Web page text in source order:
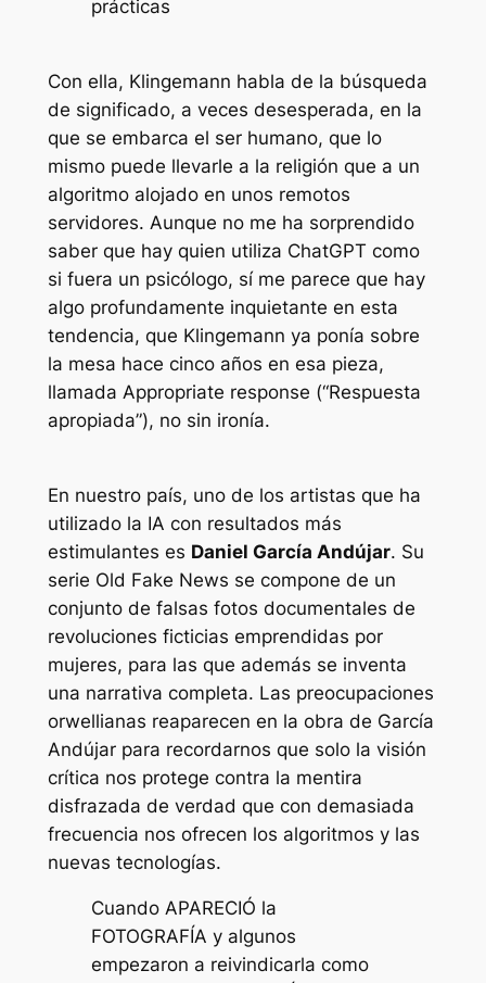
prácticas
Con ella, Klingemann habla de la búsqueda
de significado, a veces desesperada, en la
que se embarca el ser humano, que lo
mismo puede llevarle a la religión que a un
algoritmo alojado en unos remotos
servidores. Aunque no me ha sorprendido
saber que hay quien utiliza ChatGPT como
si fuera un psicólogo, sí me parece que hay
algo profundamente inquietante en esta
tendencia, que Klingemann ya ponía sobre
la mesa hace cinco años en esa pieza,
llamada Appropriate response (“Respuesta
apropiada”), no sin ironía.
En nuestro país, uno de los artistas que ha
utilizado la IA con resultados más
estimulantes es Daniel García Andújar. Su
serie Old Fake News se compone de un
conjunto de falsas fotos documentales de
revoluciones ficticias emprendidas por
mujeres, para las que además se inventa
una narrativa completa. Las preocupaciones
orwellianas reaparecen en la obra de García
Andújar para recordarnos que solo la visión
crítica nos protege contra la mentira
disfrazada de verdad que con demasiada
frecuencia nos ofrecen los algoritmos y las
nuevas tecnologías.
Cuando APARECIÓ la
FOTOGRAFÍA y algunos
empezaron a reivindicarla como